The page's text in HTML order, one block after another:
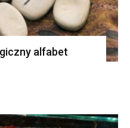
alfabet